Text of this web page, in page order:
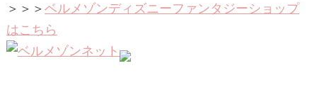
＞＞＞ ベルメゾンディズニーファンタジーショップ
はこちら